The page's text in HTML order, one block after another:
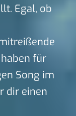
Egal, ob
für
Song im
dir einen